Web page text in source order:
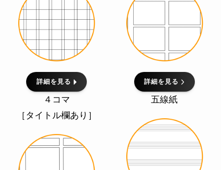
詳細を見る 詳細を見る
４コマ
［タイトル欄あり］
五線紙